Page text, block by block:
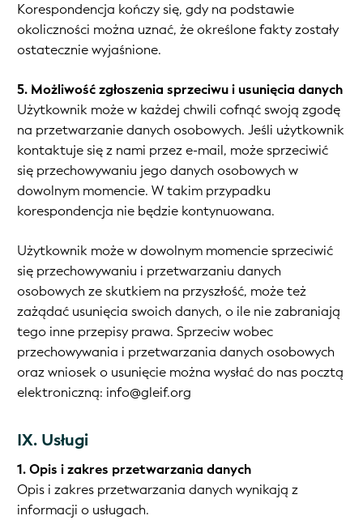
Korespondencja kończy się, gdy na podstawie
okoliczności można uznać, że określone fakty zostały
ostatecznie wyjaśnione.
5. Możliwość zgłoszenia sprzeciwu i usunięcia danych
Użytkownik może w każdej chwili cofnąć swoją zgodę
na przetwarzanie danych osobowych. Jeśli użytkownik
kontaktuje się z nami przez e-mail, może sprzeciwić
się przechowywaniu jego danych osobowych w
dowolnym momencie. W takim przypadku
korespondencja nie będzie kontynuowana.
Użytkownik może w dowolnym momencie sprzeciwić
się przechowywaniu i przetwarzaniu danych
osobowych ze skutkiem na przyszłość, może też
zażądać usunięcia swoich danych, o ile nie zabraniają
tego inne przepisy prawa. Sprzeciw wobec
przechowywania i przetwarzania danych osobowych
oraz wniosek o usunięcie można wysłać do nas pocztą
elektroniczną: info@gleif.org
IX. Usługi
1. Opis i zakres przetwarzania danych
Opis i zakres przetwarzania danych wynikają z
informacji o usługach.